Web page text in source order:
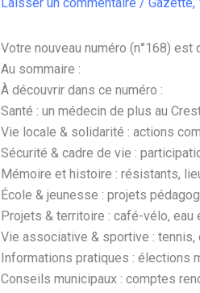
Votre nouveau numéro (n°168) est
Au sommaire :
À découvrir dans ce numéro :
Santé : un médecin de plus au
Vie locale & solidarité : actions
Sécurité & cadre de vie :
Mémoire et histoire : résistants,
École & jeunesse : projets
Projets & territoire : café-vélo,
Vie associative & sportive :
Informations pratiques : élections
Conseils municipaux : comptes